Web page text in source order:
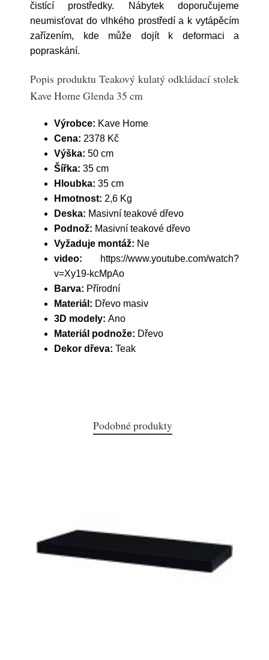
čistící prostředky. Nábytek doporučujeme
neumisťovat do vlhkého prostředí a k vytápěcím
zařízením, kde může dojít k deformaci a
popraskání.
Popis produktu Teakový kulatý odkládací stolek
Kave Home Glenda 35 cm
Výrobce: Kave Home
Cena: 2378 Kč
Výška: 50 cm
Šířka: 35 cm
Hloubka: 35 cm
Hmotnost: 2,6 Kg
Deska: Masivní teakové dřevo
Podnož: Masivní teakové dřevo
Vyžaduje montáž: Ne
video:
https://www.youtube.com/watch?
v=Xy19-kcMpAo
Barva: Přírodní
Materiál: Dřevo masiv
3D modely: Ano
Materiál podnože: Dřevo
Dekor dřeva: Teak
Podobné produkty